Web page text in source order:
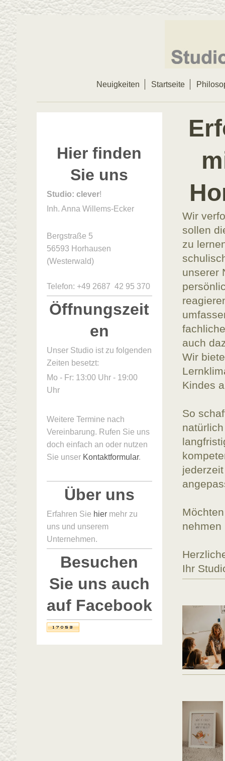
Neuigkeiten Startseite
Wir
sollen
zu
unserer
auch
Wir
Kindes
So
Ihr
Hier finden
Sie uns
Studio: clever!
Inh. Anna Willems-Ecker
Bergstraße 5
56593 Horhausen
(Westerwald)
Telefon: +49 2687 42 95 370
Öffnungszeit
en
Unser Studio ist zu folgenden
Zeiten besetzt:
Mo - Fr: 13:00 Uhr - 19:00
Uhr
Weitere Termine nach
Vereinbarung. Rufen Sie uns
doch einfach an oder nutzen
Sie unser Kontaktformular.
Über uns
Erfahren Sie hiermehr zu
uns und unserem
Unternehmen.
Besuchen
Sie uns auch
auf Facebook